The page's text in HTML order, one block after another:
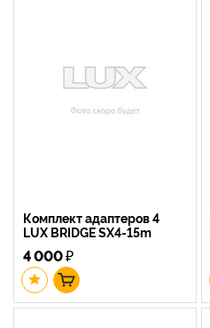
Комплект адаптеров 4
LUX BRIDGE SX4-15m
4 000₽